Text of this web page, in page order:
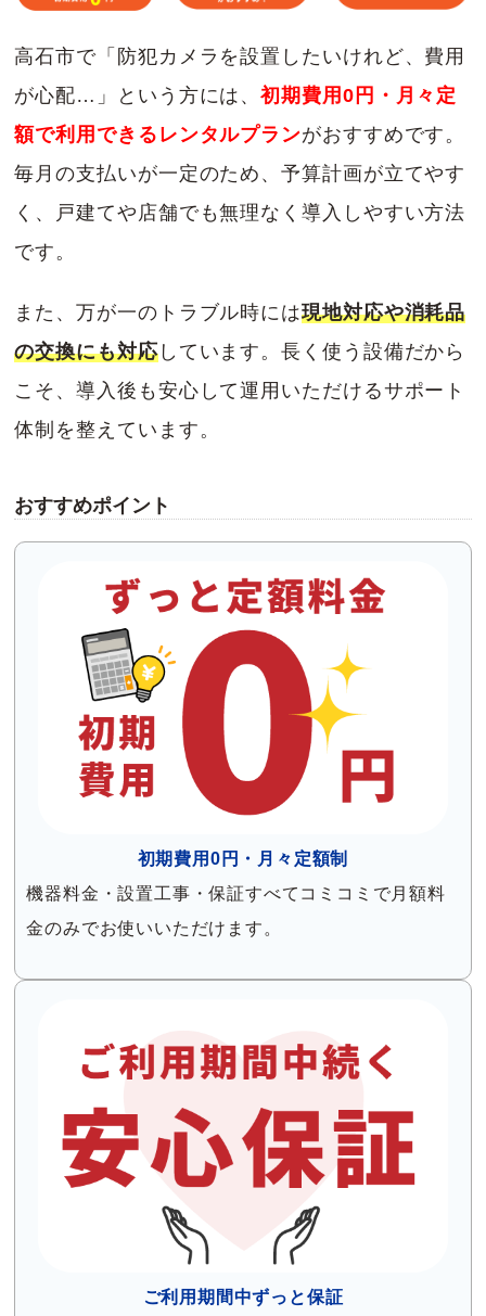
高石市で「防犯カメラを設置したいけれど、費用
が心配…」という方には、初期費用0円・月々定
額で利用できるレンタルプランがおすすめです。
毎月の支払いが一定のため、予算計画が立てやす
く、戸建てや店舗でも無理なく導入しやすい方法
です。
また、万が一のトラブル時には現地対応や消耗品
の交換にも対応しています。長く使う設備だから
こそ、導入後も安心して運用いただけるサポート
体制を整えています。
おすすめポイント
初期費用0円・月々定額制
機器料金・設置工事・保証すべてコミコミで月額料
金のみでお使いいただけます。
ご利用期間中ずっと保証